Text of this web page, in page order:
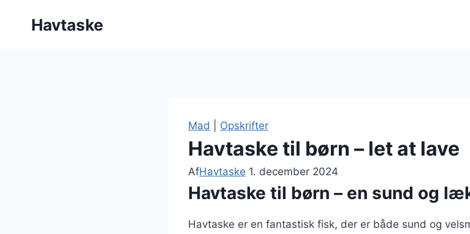
Havtaske
Mad Opskrifter
Havtaske til børn – let at lave
AfHavtaske 1. december 2024
Havtaske til børn – en sund og
Havtaske er en fantastisk fisk, der er både sund og